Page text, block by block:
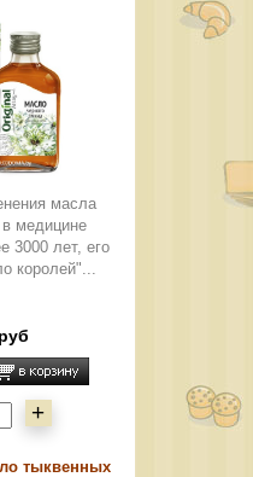
масла
в медицине
3000 лет, его
королей"...
+
тыквенных